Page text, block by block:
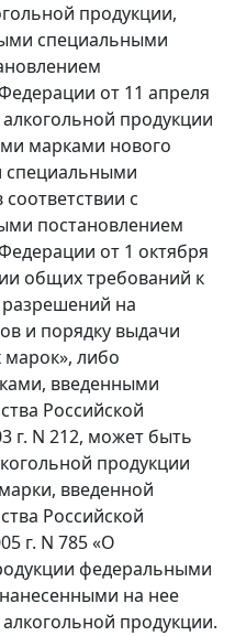
продукции,
специальными
от 11 апреля
продукции
марками нового
специальными
с
постановлением
от 1 октября
общих требований к
на
и порядку выдачи
либо
введенными
Российской
г. N 212, может быть
продукции
введенной
Российской
г. N 785 «О
федеральными
на нее
продукции.